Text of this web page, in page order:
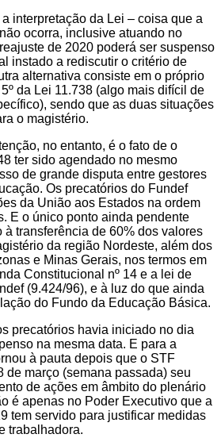
interpretação da Lei – coisa que a
ocorra, inclusive atuando no
de 2020 poderá ser suspenso
instado a rediscutir o critério de
alternativa consiste em o próprio
da Lei 11.738 (algo mais difícil de
sendo que as duas situações
o magistério.
no entanto, é o fato de o
ter sido agendado no mesmo
de grande disputa entre gestores
Os precatórios do Fundef
da União aos Estados na ordem
E o único ponto ainda pendente
à transferência de 60% dos valores
da região Nordeste, além dos
e Minas Gerais, nos termos em
Constitucional nº 14 e a lei de
(9.424/96), e à luz do que ainda
do Fundo da Educação Básica.
precatórios havia iniciado no dia
na mesma data. E para a
à pauta depois que o STF
de março (semana passada) seu
de ações em âmbito do plenário
é apenas no Poder Executivo que a
tem servido para justificar medidas
trabalhadora.